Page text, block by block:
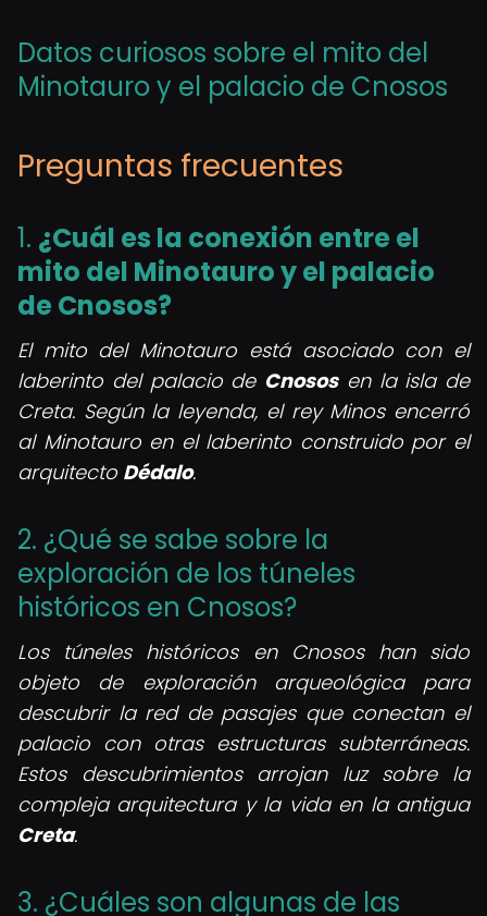
Datos curiosos sobre el mito del
Minotauro y el palacio de Cnosos
Preguntas frecuentes
1. ¿Cuál es la conexión entre el
mito del Minotauro y el palacio
de Cnosos?
El mito del Minotauro está asociado con el
laberinto del palacio de Cnososen la isla de
Creta. Según la leyenda, el rey Minos encerró
al Minotauro en el laberinto construido por el
arquitecto Dédalo.
2. ¿Qué se sabe sobre la
exploración de los túneles
históricos en Cnosos?
Los túneles históricos en Cnosos han sido
objeto de exploración arqueológica para
descubrir la red de pasajes que conectan el
palacio con otras estructuras subterráneas.
Estos descubrimientos arrojan luz sobre la
compleja arquitectura y la vida en la antigua
Creta.
3. ¿Cuáles son algunas de las